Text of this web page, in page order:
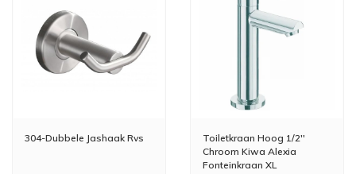
304-Dubbele Jashaak Rvs
Toiletkraan Hoog 1/2''
Chroom Kiwa Alexia
Fonteinkraan XL